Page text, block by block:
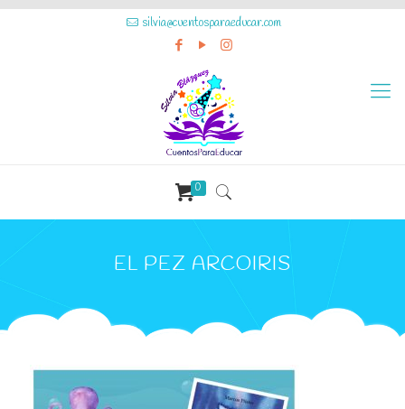
silvia@cuentosparaeducar.com
0
EL PEZ ARCOIRIS